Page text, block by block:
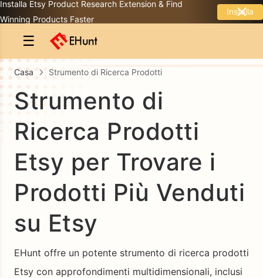
Installa Etsy Product Research Extension & Find
Winning Products Faster
Installa
☰
Casa Strumento di Ricerca Prodotti
Strumento di
Ricerca Prodotti
Etsy per Trovare i
Prodotti Più Venduti
su Etsy
EHunt offre un potente strumento di ricerca prodotti
Etsy con approfondimenti multidimensionali, inclusi